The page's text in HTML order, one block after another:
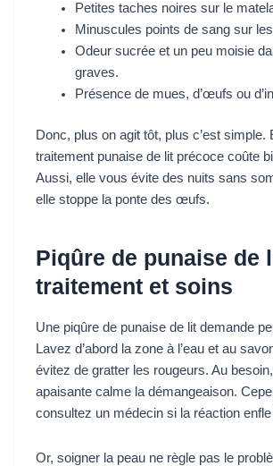
Petites taches noires sur le
Minuscules points de sang sur
Odeur sucrée et un peu moisie
graves.
Présence de mues, d’œufs ou
Donc, plus on agit tôt, plus c’est simple.
traitement punaise de lit précoce coûte
Aussi, elle vous évite des nuits sans
elle stoppe la ponte des œufs.
Piqûre de punaise de
traitement et soins
Une piqûre de punaise de lit demande
Lavez d’abord la zone à l’eau et au
évitez de gratter les rougeurs. Au
apaisante calme la démangeaison.
consultez un médecin si la réaction
Or, soigner la peau ne règle pas le